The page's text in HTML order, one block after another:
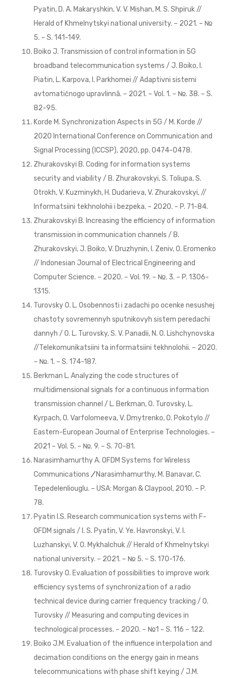
Pyatin, D. A. Makaryshkin, V. V. Mishan, M. S. Shpiruk //
Herald of Khmelnytskyi national university. – 2021. – №
5. – S. 141-149.
Boiko J. Transmission of control information in 5G
broadband telecommunication systems / J. Boiko, I.
Piatin, L. Karpova, I. Parkhomei // Adaptivni sistemi
avtomatičnogo upravlinnâ. – 2021. – Vol. 1. – №. 38. – S.
82-95.
Korde M. Synchronization Aspects in 5G / M. Korde //
2020 International Conference on Communication and
Signal Processing (ICCSP), 2020, pp. 0474-0478.
Zhurakovskyi B. Coding for information systems
security and viability / B. Zhurakovskyi, S. Toliupa, S.
Otrokh, V. Kuzminykh, H. Dudarieva, V. Zhurakovskyi, //
Informatsiini tekhnolohii i bezpeka. – 2020. – P. 71-84.
Zhurakovskyi B. Increasing the efficiency of information
transmission in communication channels / B.
Zhurakovskyi, J. Boiko, V. Druzhynin, I. Zeniv, О. Eromenko
// Indonesian Journal of Electrical Engineering and
Computer Science. – 2020. – Vol. 19. – №. 3. – P. 1306-
1315.
Turovsky O. L. Osobennosti i zadachi po ocenke nesushej
chastoty sovremennyh sputnikovyh sistem peredachi
dannyh / O. L. Turovsky, S. V. Panadii, N. O. Lishchynovska
//Telekomunikatsiini ta informatsiini tekhnolohii. – 2020.
– №. 1. – S. 174-187.
Berkman L. Analyzing the code structures of
multidimensional signals for a continuous information
transmission channel / L. Berkman, O. Turovsky, L.
Kyrpach, O. Varfolomeeva, V. Dmytrenko, O. Pokotylo //
Eastern-European Journal of Enterprise Technologies. –
2021 – Vol. 5. – №. 9. – S. 70-81.
Narasimhamurthy A. OFDM Systems for Wireless
Communications /Narasimhamurthy, M. Banavar, C.
Tepedelenliouglu. – USA: Morgan & Claypool, 2010. – P.
78.
Pyatin I.S. Research communication systems with F-
OFDM signals / I. S. Pyatin, V. Ye. Havronskyi, V. I.
Luzhanskyi, V. O. Mykhalchuk // Herald of Khmelnytskyi
national university. – 2021. – № 5. – S. 170-176.
Turovsky O. Evaluation of possibilities to improve work
efficiency systems of synchronization of a radio
technical device during carrier frequency tracking / O.
Turovsky // Measuring and computing devices in
technological processes. – 2020. – №1 – S. 116 – 122.
Boiko J.M. Evaluation of the influence interpolation and
decimation conditions on the energy gain in means
telecommunications with phase shift keying / J.M.